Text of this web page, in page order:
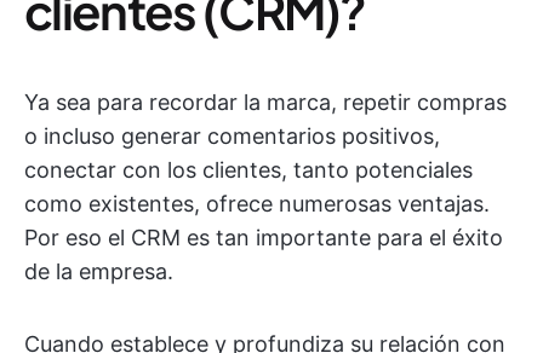
Ya sea para recordar la marca, repetir compras
o incluso generar comentarios positivos,
conectar con los clientes, tanto potenciales
como existentes, ofrece numerosas ventajas.
Por eso el CRM es tan importante para el éxito
de la empresa.
Cuando establece y profundiza su relación con